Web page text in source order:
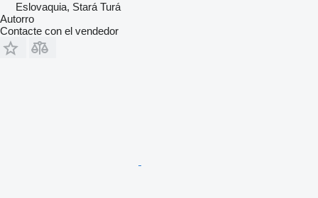
Eslovaquia, Stará Turá
Autorro
Contacte con el vendedor